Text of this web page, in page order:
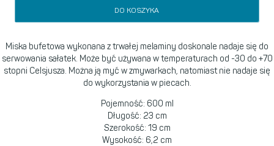
DO KOSZYKA
Miska bufetowa wykonana z trwałej melaminy doskonale nadaje się do
serwowania sałatek. Może być używana w temperaturach od -30 do +70
stopni Celsjusza. Można ją myć w zmywarkach, natomiast nie nadaje się
do wykorzystania w piecach.
Pojemność: 600 ml
Długość: 23 cm
Szerokość: 19 cm
Wysokość: 6,2 cm